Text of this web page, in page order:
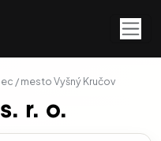
/ mesto Vyšný Kručov
r. o.